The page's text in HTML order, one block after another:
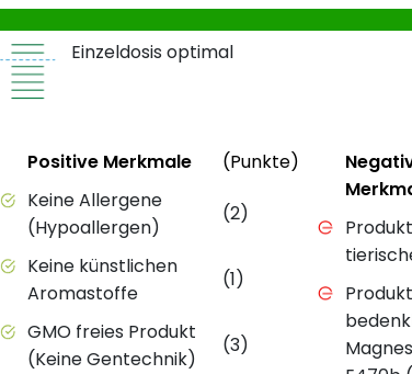
Einzeldosis optimal
Positive Merkmale des Produkts mit
StatusPositive Merkmale (Punkte)
Weitere
Keine Allergene
(Hypoallergen)
(2)
Keine künstlichen
Aromastoffe
(1)
GMO freies Produkt
(Keine Gentechnik)
(3)
Negative
Status